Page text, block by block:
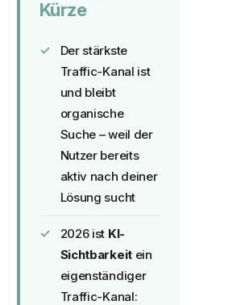
Kürze
Der stärkste
Traffic-Kanal ist
und bleibt
organische
Suche – weil der
Nutzer bereits
aktiv nach deiner
Lösung sucht
2026 ist KI-
Sichtbarkeitein
eigenständiger
Traffic-Kanal: